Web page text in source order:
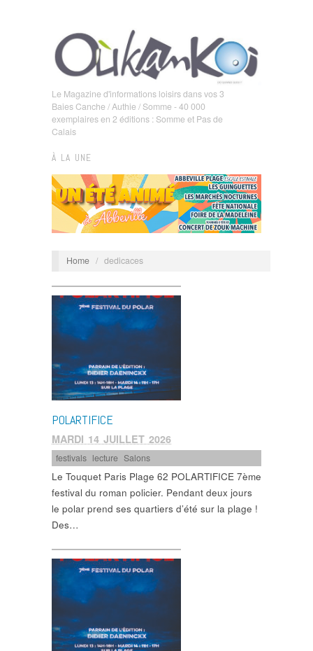
Le Magazine d'informations loisirs dans vos 3
Baies Canche / Authie / Somme - 40 000
exemplaires en 2 éditions : Somme et Pas de
Calais
À LA UNE
Home / dedicaces
POLARTIFICE
MARDI 14 JUILLET 2026
festivals lecture ,Salons
Le Touquet Paris Plage 62 POLARTIFICE 7ème
festival du roman policier. Pendant deux jours
le polar prend ses quartiers d’été sur la plage !
Des…